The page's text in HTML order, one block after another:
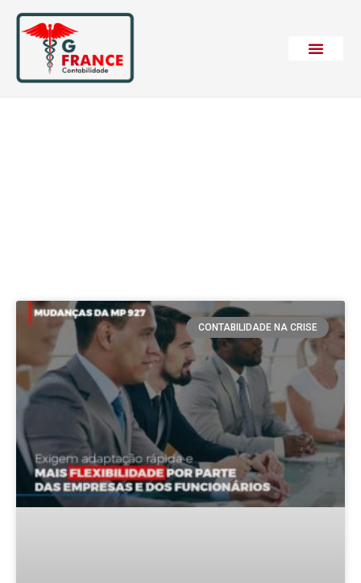
CONTABILIDADE NA CRISE